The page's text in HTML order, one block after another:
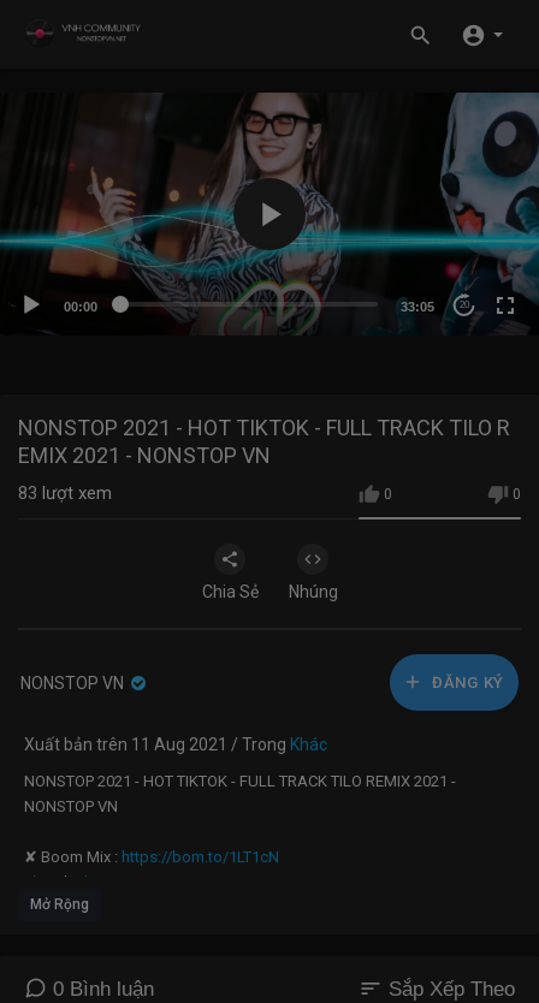
00:00 33:05 20
NONSTOP 2021 - HOT TIKTOK - FULL TRACK TILO R
EMIX 2021 - NONSTOP VN
0 0
83 lượt xem
Chia Sẻ Nhúng
NONSTOP VN ĐĂNG KÝ
Xuất bản trên 11 Aug 2021 / Trong Khác
NONSTOP 2021 - HOT TIKTOK - FULL TRACK TILO REMIX 2021 -
NONSTOP VN
✘ Boom Mix : https://bom.to/1LT1cN
✘ Web : https://nonstopvn.net/
✘ Home :
☎ Mọi chi tiết về bản quyền xin liên hệ qua email
Mở Rộng
0 Bình luận sort Sắp Xếp Theo